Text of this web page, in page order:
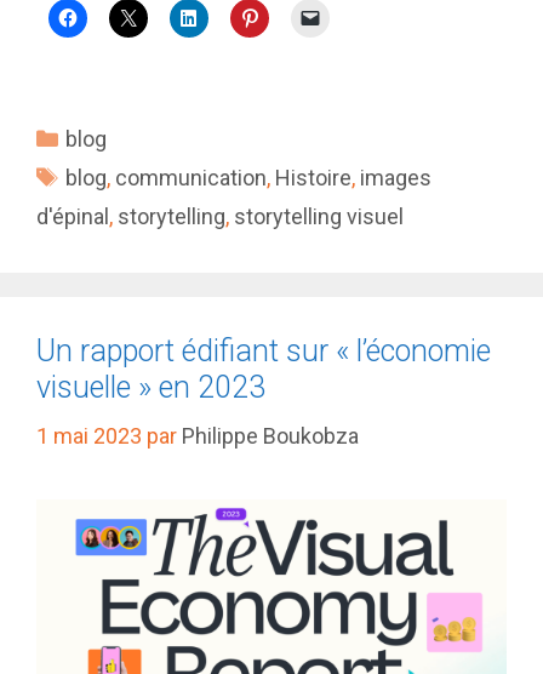
Catégories
blog
Étiquettes
blog, communication, Histoire, images
d'épinal , storytelling, storytelling visuel
Un rapport édifiant sur « l’économie
visuelle » en 2023
1 mai 2023 par Philippe Boukobza